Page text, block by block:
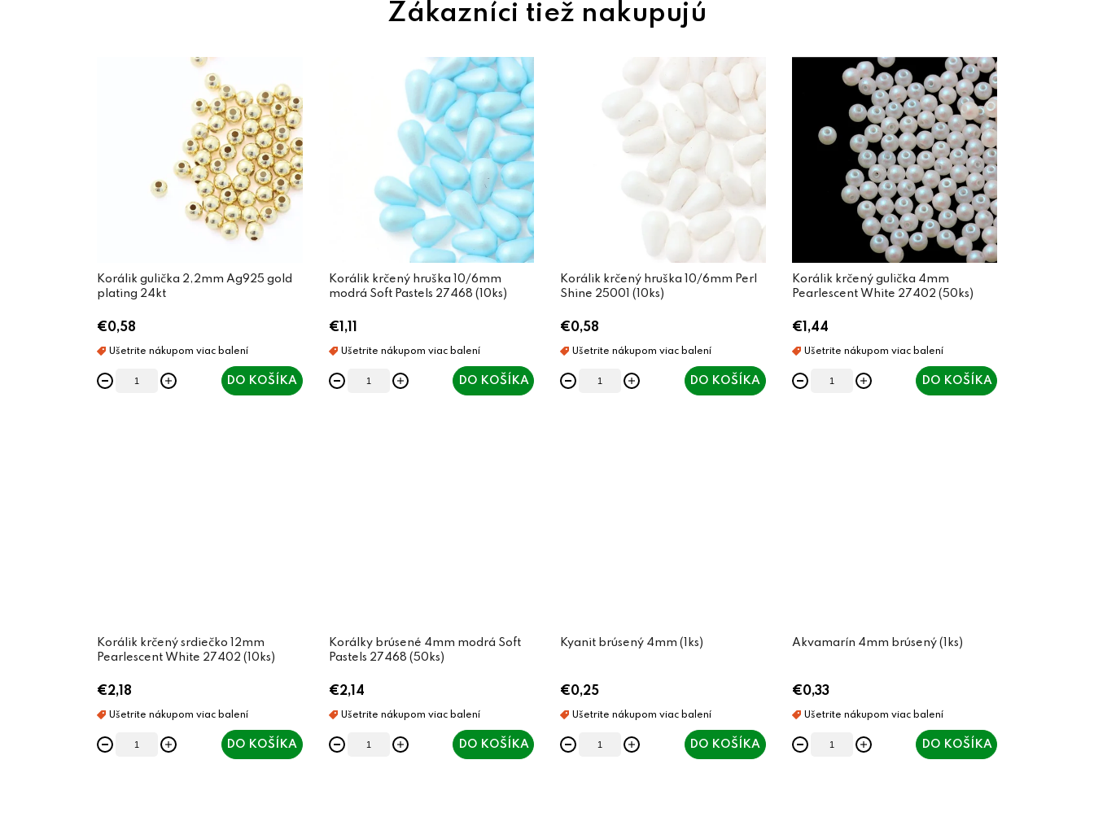
Korálik gulička 2,2mm Ag925 gold
plating 24kt
€0,58
DO KOŠÍKA
Korálik krčený hruška 10/6mm
modrá Soft Pastels 27468 (10ks)
€1,11
DO KOŠÍKA
Korálik krčený hruška 10/6mm Perl
Shine 25001 (10ks)
€0,58
DO KOŠÍKA
Korálik krčený gulička 4mm
Pearlescent White 27402 (50ks)
€1,44
DO KOŠÍKA
Korálik krčený srdiečko 12mm
Pearlescent White 27402 (10ks)
€2,18
DO KOŠÍKA
Korálky brúsené 4mm modrá Soft
Pastels 27468 (50ks)
€2,14
DO KOŠÍKA
Kyanit brúsený 4mm (1ks)
€0,25
DO KOŠÍKA
Akvamarín 4mm brúsený (1ks)
€0,33
DO KOŠÍKA